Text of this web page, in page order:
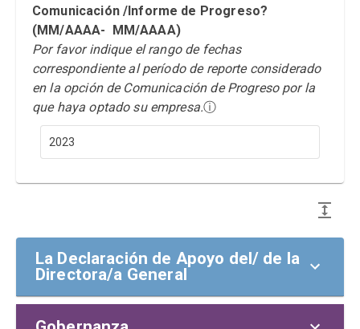
Comunicación /Informe de Progreso?
(MM/AAAA- MM/AAAA)
Por favor indique el rango de fechas
correspondiente al período de reporte considerado
en la opción de Comunicación de Progreso por la
que haya optado su empresa.ⓘ
2023
La Declaración de Apoyo del/ de la
Directora/a General
la Declaración de apoyo del/ de la